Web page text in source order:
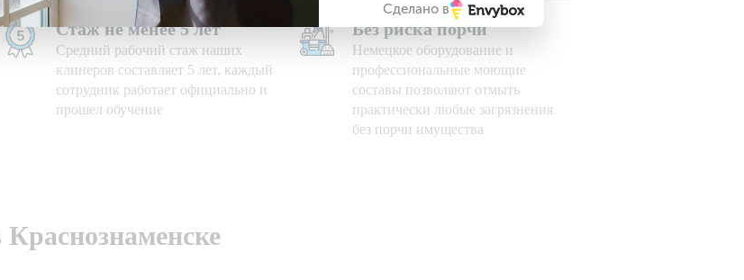
Стаж не менее 5 лет
Средний рабочий стаж наших
клинеров составляет 5 лет, каждый
сотрудник работает официально и
прошел обучение
Без риска порчи
Немецкое оборудование и
профессиональные моющие
составы позволяют отмыть
практически любые загрязнения
без порчи имущества
Сделано в